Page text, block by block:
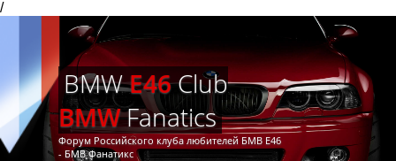
/
BMWE46Club
BMWFanatics
Форум Российского клуба любителей БМВ Е46
- БМВ Фанатикс